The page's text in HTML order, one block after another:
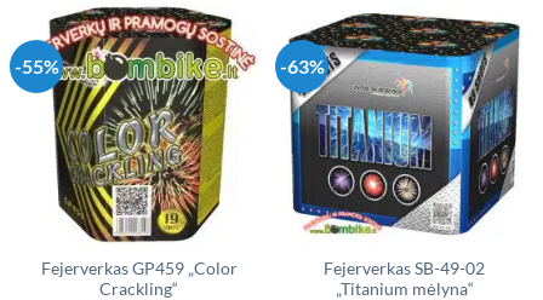
-55%
Fejerverkas GP459 „Color
Crackling“
-63%
Fejerverkas SB-49-02
„Titanium mėlyna“